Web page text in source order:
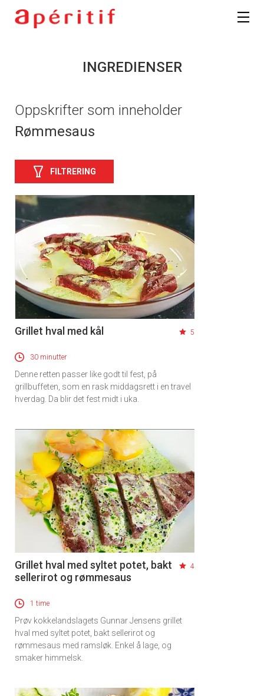
INGREDIENSER
Oppskrifter som inneholder
Rømmesaus
FILTRERING
Grillet hval med kål 5
30 minutter
Denne retten passer like godt til fest, på
grillbuffeten, som en rask middagsrett i en travel
hverdag. Da blir det fest midt i uka.
Grillet hval med syltet potet, bakt
sellerirot og rømmesaus
4
1 time
Prøv kokkelandslagets Gunnar Jensens grillet
hval med syltet potet, bakt sellerirot og
rømmesaus med ramsløk. Enkel å lage, og
smaker himmelsk.